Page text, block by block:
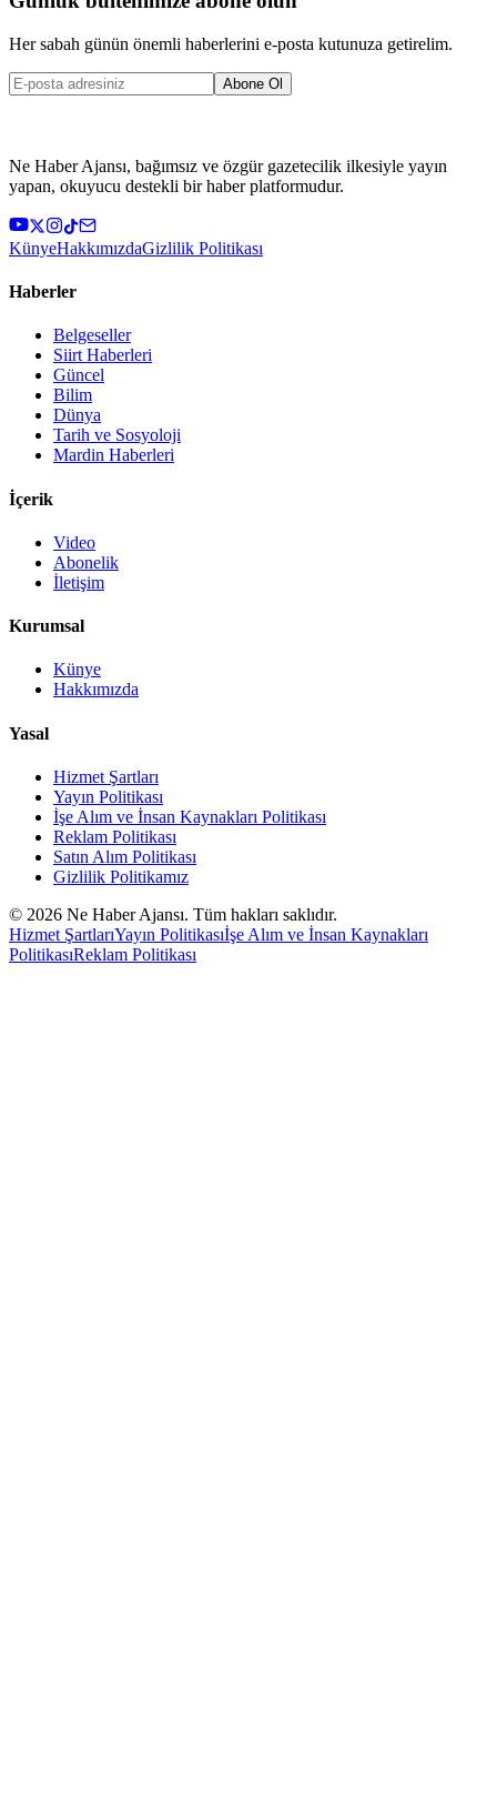
Her sabah günün önemli haberlerini e-posta kutunuza getirelim.
Abone Ol
Ne Haber Ajansı, bağımsız ve özgür gazetecilik ilkesiyle yayın
yapan, okuyucu destekli bir haber platformudur.
KünyeHakkımızdaGizlilik Politikası
Haberler
Belgeseller
Siirt Haberleri
Güncel
Bilim
Dünya
Tarih ve Sosyoloji
Mardin Haberleri
İçerik
Video
Abonelik
İletişim
Kurumsal
Künye
Hakkımızda
Yasal
Hizmet Şartları
Yayın Politikası
İşe Alım ve İnsan Kaynakları Politikası
Reklam Politikası
Satın Alım Politikası
Gizlilik Politikamız
© 2026 Ne Haber Ajansı. Tüm hakları saklıdır.
Hizmet ŞartlarıYayın Politikasıİşe Alım ve İnsan Kaynakları
PolitikasıReklam Politikası